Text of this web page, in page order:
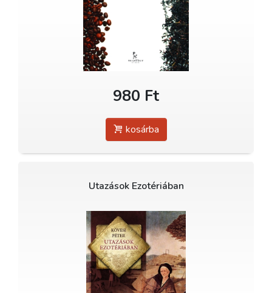
980 Ft
kosárba
Utazások Ezotériában